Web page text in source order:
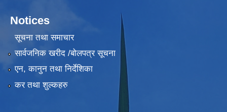
Notices
सूचना तथा समाचार
सार्वजनिक खरीद /बोलपत्र सूचना
एन, कानुन तथा निर्देशिका
कर तथा शुल्कहरु